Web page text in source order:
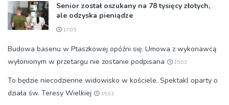
Senior został oszukany na 78 tysięcy złotych,
ale odzyska pieniądze
17:05
Budowa basenu w Ptaszkowej opóźni się. Umowa z wykonawcą
wyłonionym w przetargu nie zostanie podpisana
15:03
To będzie niecodzienne widowisko w kościele. Spektakl oparty o
działa św. Teresy Wielkiej
15:03